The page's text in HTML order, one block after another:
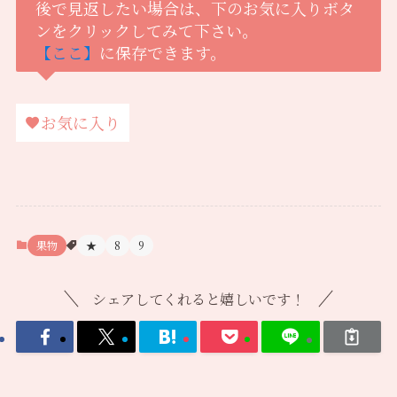
後で見返したい場合は、下のお気に入りボタ
ンをクリックしてみて下さい。
【ここ】 に保存できます。
お気に入り
果物 ★ 8 9
シェアしてくれると嬉しいです！